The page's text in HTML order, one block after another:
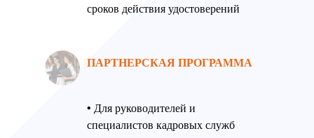
ПАРТНЕРСКАЯ ПРОГРАММА
сроков действия удостоверений
• Для руководителей и
специалистов кадровых служб